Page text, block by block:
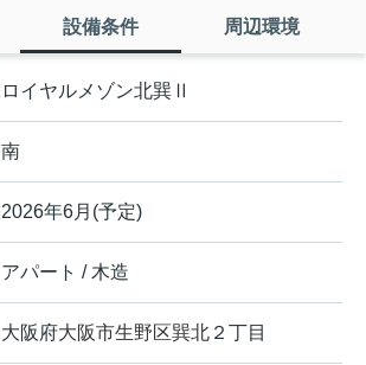
設備条件 周辺環境
ロイヤルメゾン北巽Ⅱ
南
2026年6月(予定)
アパート / 木造
大阪府大阪市生野区巽北 ２丁目